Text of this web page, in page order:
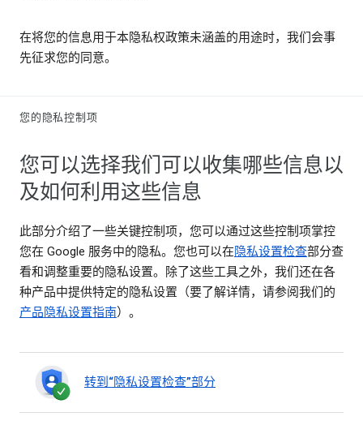
在将您的信息用于本隐私权政策未涵盖的用途时，我们会事
先征求您的同意。
您的隐私控制项
您可以选择我们可以收集哪些信息以
及如何利用这些信息
此部分介绍了一些关键控制项，您可以通过这些控制项掌控
您在 Google 服务中的隐私。您也可以在隐私设置检查部分查
看和调整重要的隐私设置。除了这些工具之外，我们还在各
种产品中提供特定的隐私设置（要了解详情，请参阅我们的
产品隐私设置指南）。
转到“隐私设置检查”部分